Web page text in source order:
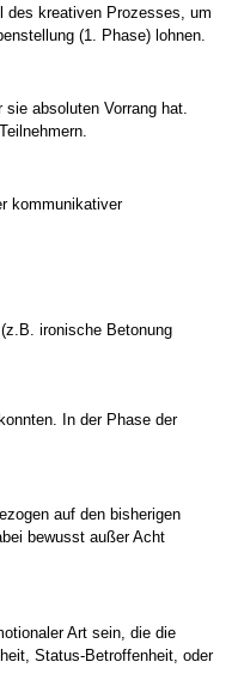
des kreativen Prozesses, um
(1. Phase) lohnen.
absoluten Vorrang hat.
kommunikativer
ironische Betonung
In der Phase der
auf den bisherigen
bewusst außer Acht
Art sein, die die
Status-Betroffenheit, oder